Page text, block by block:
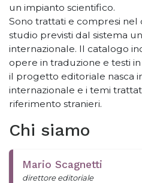
un impianto scientifico.
Sono trattati e compresi
studio previsti dal sistema
internazionale. Il catalogo
opere in traduzione e testi
il progetto editoriale nasca
internazionale e i temi
riferimento stranieri.
Chi siamo
Mario Scagnetti
direttore editoriale